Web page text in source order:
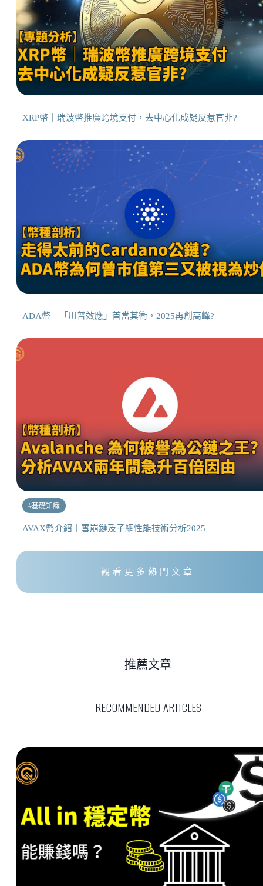
XRP幣｜瑞波幣推廣跨境支付，去中心化成疑反惹官非?
ADA幣｜「川普效應」首當其衝，2025再創高峰?
#基礎知識
AVAX幣介紹｜雪崩鏈及子網性能技術分析2025
觀看更多熱門文章
RECOMMENDED ARTICLES
推薦文章